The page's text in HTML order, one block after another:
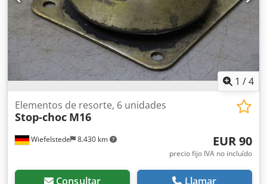
1 /4
Wiefelstede 8.430 km
Elementos de resorte, 6 unidades
Stop-choc M16
EUR 90
precio fijo IVA no incluído
Consultar Llamar